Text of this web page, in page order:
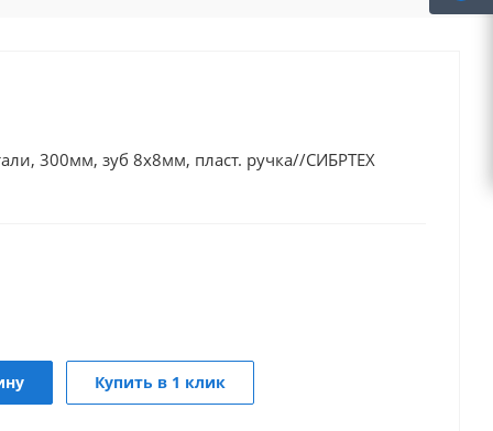
300мм, зуб 8х8мм, пласт. ручка//СИБРТЕХ
Купить в 1 клик